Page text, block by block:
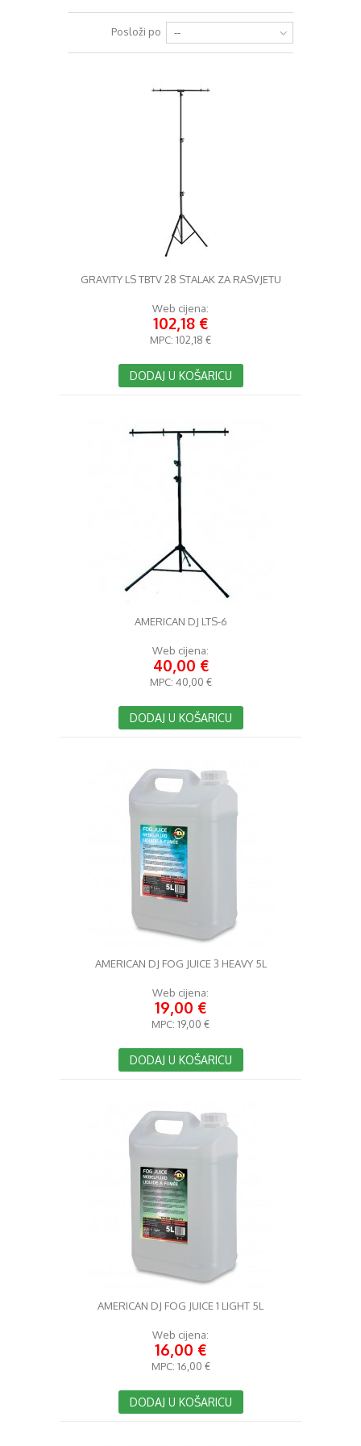
+
+
KLAVIJATURE
KONTAKT
Posloži po --
GRAVITY LS TBTV 28 STALAK ZA RASVJETU
Web cijena:
102,18 €
MPC: 102,18 €
DODAJ U KOŠARICU
AMERICAN DJ LTS-6
Web cijena:
40,00 €
MPC: 40,00 €
DODAJ U KOŠARICU
AMERICAN DJ FOG JUICE 3 HEAVY 5L
Web cijena:
19,00 €
MPC: 19,00 €
DODAJ U KOŠARICU
AMERICAN DJ FOG JUICE 1 LIGHT 5L
Web cijena:
16,00 €
MPC: 16,00 €
DODAJ U KOŠARICU